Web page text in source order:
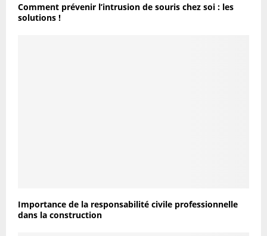
Comment prévenir l’intrusion de souris chez soi : les
solutions !
Importance de la responsabilité civile professionnelle
dans la construction